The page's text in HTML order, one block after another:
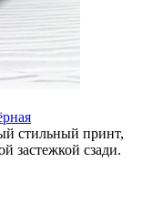
стильный принт,
застежкой сзади.